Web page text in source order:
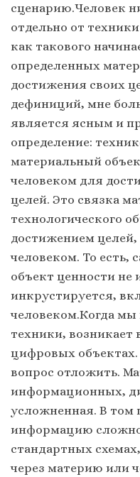
сценарию.Человек
отдельно от
как такового
определенных
достижения своих
дефиниций, мне
является ясным и
определение:
материальный
человеком для
целей. Это связка
технологического
достижением
человеком. То есть,
объект ценности не
инкрустируется,
человеком.Когда мы
техники, возникает
цифровых объектах.
вопрос отложить.
информационных,
усложненная. В том
информацию
стандартных
через материю или